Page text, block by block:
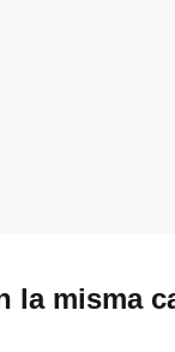
la misma